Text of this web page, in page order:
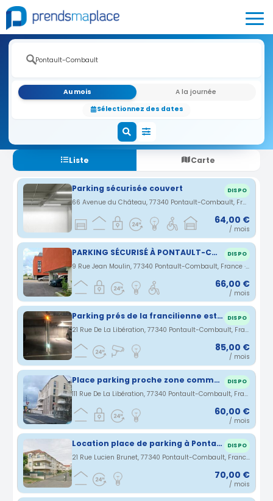
Au mois
A la journée
Sélectionnez des dates
Liste Carte
Parking sécurisée couvert DISPO
66 Avenue du Château, 77340 Pontault-Combault, France · 0.21 km
64,00 €
/ mois
PARKING SÉCURISÉ À PONTAULT-COMBAULT – RÉSIDENCE RÉCENTE DISPO
9 Rue Jean Moulin, 77340 Pontault-Combault, France · 0.42 km
66,00 €
/ mois
Parking prés de la francilienne est centre commercial Pontault Combault DISPO
21 Rue De La Libération, 77340 Pontault-Combault, France · 0.55 km
85,00 €
/ mois
Place parking proche zone commerciale Pontault-Combault DISPO
111 Rue De La Libération, 77340 Pontault-Combault, France · 0.62 km
60,00 €
/ mois
Location place de parking à Pontault-Combault DISPO
21 Rue Lucien Brunet, 77340 Pontault-Combault, France · 0.98 km
70,00 €
/ mois